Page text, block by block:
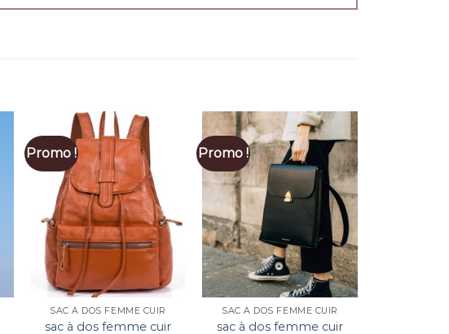
Promo !
SAC À DOS FEMME CUIR
sac à dos femme cuir
Promo !
SAC À DOS FEMME CUIR
sac à dos femme cuir